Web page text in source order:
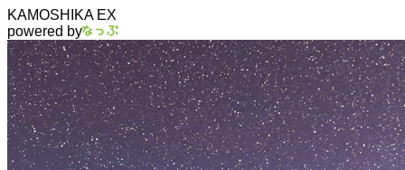
KAMOSHIKA EX
powered by